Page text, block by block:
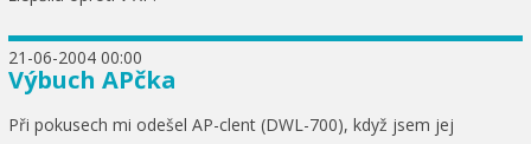
21-06-2004 00:00
Výbuch APčka
Při pokusech mi odešel AP-clent (DWL-700), když jsem jej